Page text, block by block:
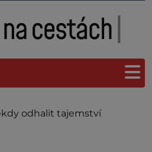
odhalit tajemství